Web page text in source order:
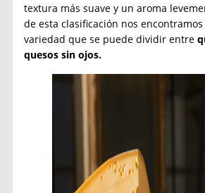
textura más suave y un aroma
de esta clasificación nos
variedad que se puede dividir entre
quesos sin ojos.